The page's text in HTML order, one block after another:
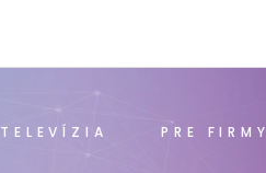
TELEVÍZIA PRE FIRMY